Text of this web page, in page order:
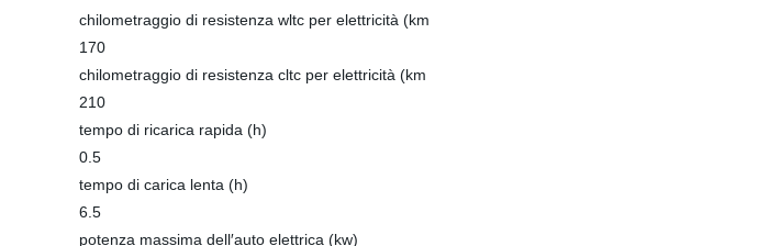
chilometraggio di resistenza wltc per elettricità (km
170
chilometraggio di resistenza cltc per elettricità (km
210
tempo di ricarica rapida (h)
0.5
tempo di carica lenta (h)
6.5
potenza massima dell′auto elettrica (kw)